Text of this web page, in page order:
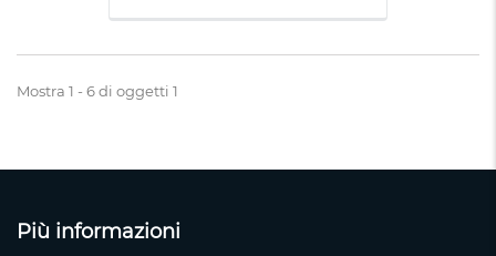
Mostra 1 - 6 di oggetti 1
Più informazioni